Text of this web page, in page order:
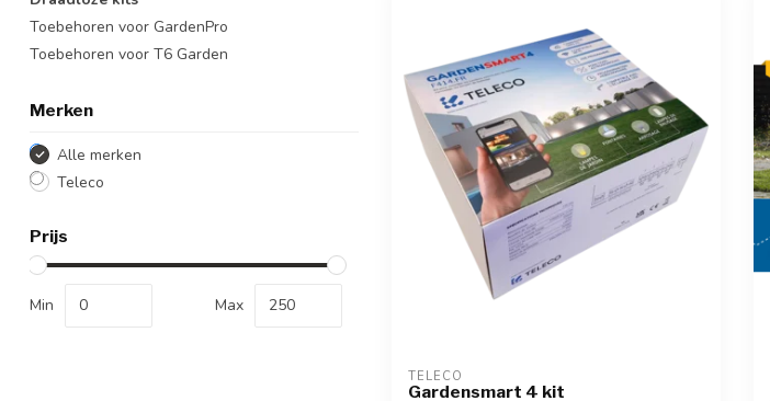
Toebehoren voor GardenPro
Toebehoren voor T6 Garden
Merken
Alle merken
Teleco
Prijs
Min Max
TELECO
Gardensmart 4 kit